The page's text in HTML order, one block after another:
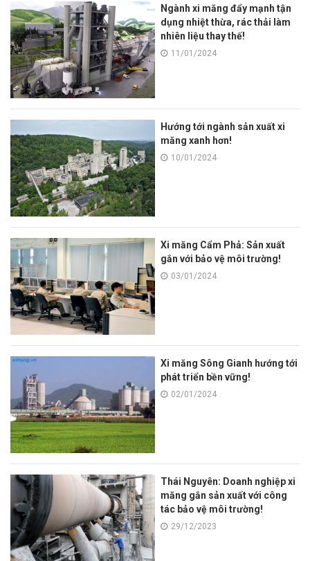
Ngành xi măng đẩy mạnh tận
dụng nhiệt thừa, rác thải làm
nhiên liệu thay thế!
11/01/2024
Hướng tới ngành sản xuất xi
măng xanh hơn!
10/01/2024
Xi măng Cẩm Phả: Sản xuất
gắn với bảo vệ môi trường!
03/01/2024
Xi măng Sông Gianh hướng tới
phát triển bền vững!
02/01/2024
Thái Nguyên: Doanh nghiệp xi
măng gắn sản xuất với công
tác bảo vệ môi trường!
29/12/2023